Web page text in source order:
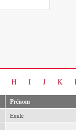
H I J K
Prénom
Émile